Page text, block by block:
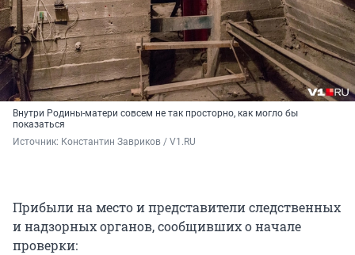
Внутри Родины-матери совсем не так просторно, как могло бы
показаться
Источник: Константин Завриков / V1.RU
Прибыли на место и представители следственных
и надзорных органов, сообщивших о начале
проверки: